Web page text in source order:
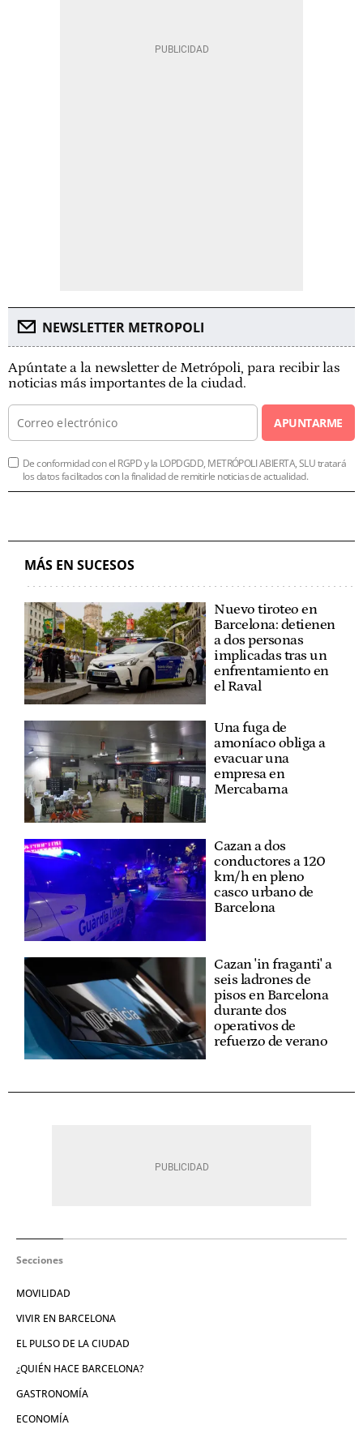
NEWSLETTER METROPOLI
Apúntate a la newsletter de Metrópoli, para recibir las
noticias más importantes de la ciudad.
APUNTARME
De conformidad con el RGPD y la LOPDGDD, METRÓPOLI ABIERTA, SLU tratará
los datos facilitados con la finalidad de remitirle noticias de actualidad.
MÁS EN SUCESOS
Nuevo tiroteo en
Barcelona: detienen
a dos personas
implicadas tras un
enfrentamiento en
el Raval
Una fuga de
amoníaco obliga a
evacuar una
empresa en
Mercabarna
Cazan a dos
conductores a 120
km/h en pleno
casco urbano de
Barcelona
Cazan 'in fraganti' a
seis ladrones de
pisos en Barcelona
durante dos
operativos de
refuerzo de verano
Secciones
MOVILIDAD
VIVIR EN BARCELONA
EL PULSO DE LA CIUDAD
¿QUIÉN HACE BARCELONA?
GASTRONOMÍA
ECONOMÍA